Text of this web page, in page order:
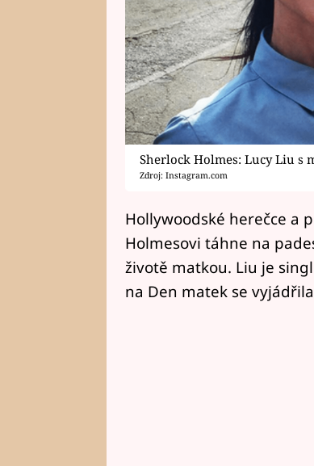
Sherlock Holmes: Lucy Liu s
Zdroj: Instagram.com
Hollywoodské herečce a
Holmesovi táhne na
životě matkou. Liu je
na Den matek se